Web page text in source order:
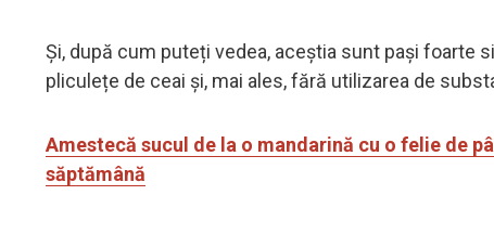
Și, după cum puteți vedea, aceștia sunt pași foarte
pliculețe de ceai și, mai ales, fără utilizarea de
Amestecă sucul de la o mandarină cu o felie de
săptămână